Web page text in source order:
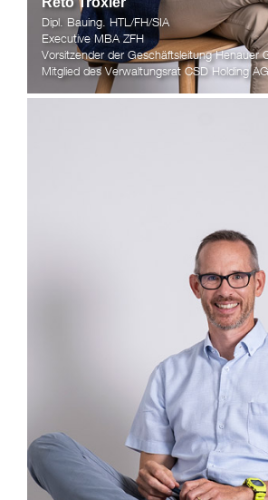
Dipl. Bauing. HTL/FH/SIA
Executive MBA ZFH
Vorsitzender der Geschäftsleitung Henauer
Mitglied des Verwaltungsrat CSD Holding AG